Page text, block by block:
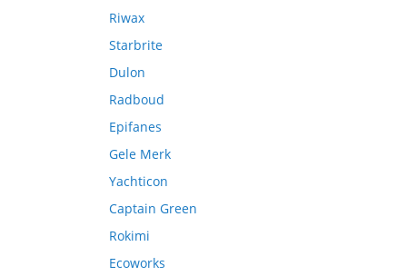
Riwax
Starbrite
Dulon
Radboud
Epifanes
Gele Merk
Yachticon
Captain Green
Rokimi
Ecoworks